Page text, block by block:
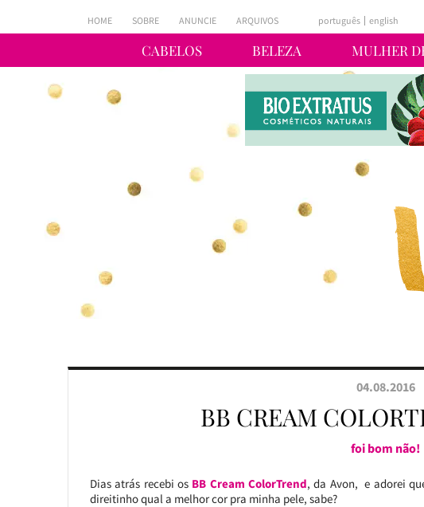
CABELOS BELEZA MULHER
HOME SOBRE ANUNCIE ARQUIVOS português english
04.08.2016
BB CREAM
foi bom não!
Dias atrás recebi os BB Cream ColorTrend, da Avon, e adorei
direitinho qual a melhor cor pra minha pele, sabe?